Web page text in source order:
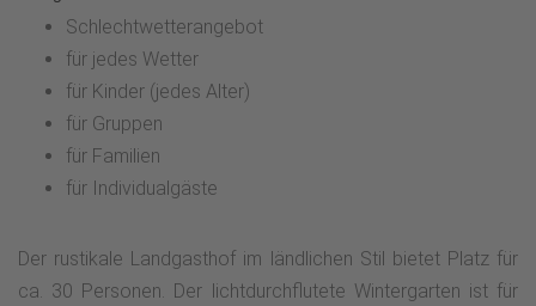
Schlechtwetterangebot
für jedes Wetter
für Kinder (jedes Alter)
für Gruppen
für Familien
für Individualgäste
Der rustikale Landgasthof im ländlichen Stil bietet Platz für
ca. 30 Personen. Der lichtdurchflutete Wintergarten ist für